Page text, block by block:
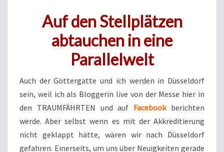
Auf den Stellplätzen
abtauchen in eine
Parallelwelt
Auch der Göttergatte und ich werden in Düsseldorf
sein, weil ich als Bloggerin live von der Messe hier in
den TRAUMFÄHRTEN und auf Facebookberichten
werde. Aber selbst wenn es mit der Akkreditierung
nicht geklappt hätte, wären wir nach Düsseldorf
gefahren. Einerseits, um uns über Neuigkeiten gerade